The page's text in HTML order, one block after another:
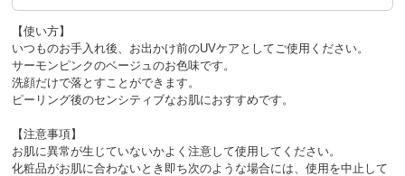
【使い方】
いつものお手入れ後、お出かけ前のUVケアとしてご使用ください。
サーモンピンクのベージュのお色味です。
洗顔だけで落とすことができます。
ピーリング後のセンシティブなお肌におすすめです。
【注意事項】
お肌に異常が生じていないかよく注意して使用してください。
化粧品がお肌に合わないとき即ち次のような場合には、使用を中止して